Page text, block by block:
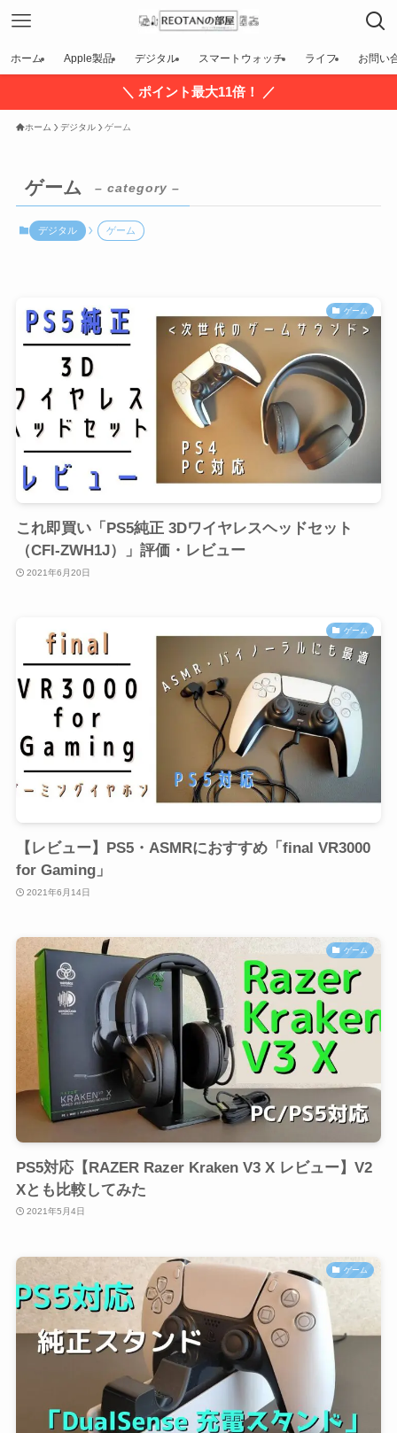
ホーム Apple製品 デジタル スマートウォッチ ライフ お問い
＼ ポイント最大11倍！ ／
ホーム デジタル ゲーム
ゲーム – category –
デジタル ゲーム
ゲーム
これ即買い「PS5純正 3Dワイヤレスヘッドセット
（CFI-ZWH1J）」評価・レビュー
2021年6月20日
ゲーム
【レビュー】PS5・ASMRにおすすめ「final VR3000
for Gaming」
2021年6月14日
ゲーム
PS5対応【RAZER Razer Kraken V3 X レビュー】V2
Xとも比較してみた
2021年5月4日
ゲーム